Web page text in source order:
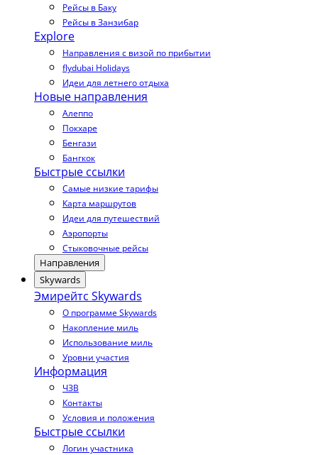
Рейсы в Баку
Рейсы в Занзибар
Explore
Направления с визой по прибытии
flydubai Holidays
Идеи для летнего отдыха
Новые направления
Алеппо
Покхаре
Бенгази
Бангкок
Быстрые ссылки
Самые низкие тарифы
Карта маршрутов
Идеи для путешествий
Аэропорты
Стыковочные рейсы
Направления
Skywards
Эмирейтс Skywards
О программе Skywards
Накопление миль
Использование миль
Уровни участия
Информация
ЧЗВ
Контакты
Условия и положения
Быстрые ссылки
Логин участника